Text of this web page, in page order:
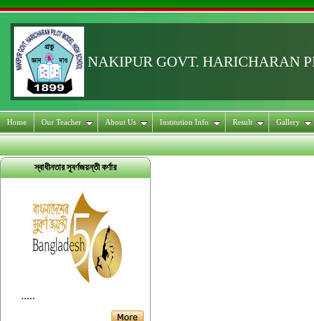
NAKIPUR GOVT. HARICHARAN
Home Our Teacher About Us Institution Info Result Gallery
স্বাধীনতার সূবর্ণজয়ন্তী কর্ণার
.....